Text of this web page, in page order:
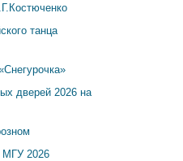
танца
дверей 2026 на
МГУ 2026